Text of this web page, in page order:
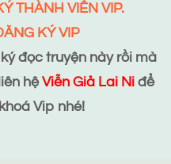
THÀNH VIÊN VIP.
KÝ VIP
đọc truyện này rồi mà
hệViễn Giả Lai Ni để
Vip nhé!